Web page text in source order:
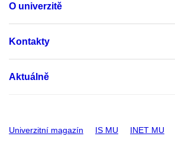
O univerzitě
Kontakty
Aktuálně
Univerzitní magazín IS MU INET MU